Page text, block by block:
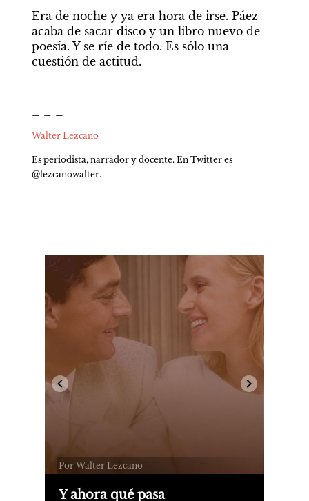
Era de noche y ya era hora de irse. Páez
acaba de sacar disco y un libro nuevo de
poesía. Y se ríe de todo. Es sólo una
cuestión de actitud.
Walter Lezcano
Es periodista, narrador y docente. En Twitter es
@lezcanowalter.
Por Walter Lezcano
Y ahora qué pasa